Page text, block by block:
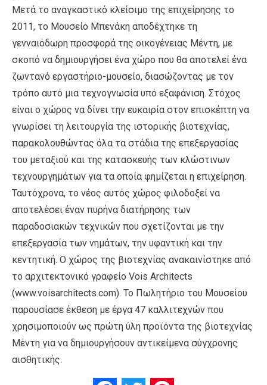
Μετά το αναγκαστικό κλείσιμο της επιχείρησης το
2011, το Μουσείο Μπενάκη αποδέχτηκε τη
γενναιόδωρη προσφορά της οικογένειας Μέντη, με
σκοπό να δημιουργήσει ένα χώρο που θα αποτελεί ένα
ζωντανό εργαστήριο-μουσείο, διασώζοντας με τον
τρόπο αυτό μια τεχνογνωσία υπό εξαφάνιση. Στόχος
είναι ο χώρος να δίνει την ευκαιρία στον επισκέπτη να
γνωρίσει τη λειτουργία της ιστορικής βιοτεχνίας,
παρακολουθώντας όλα τα στάδια της επεξεργασίας
του μεταξιού και της κατασκευής των κλώστινων
τεχνουργημάτων για τα οποία φημίζεται η επιχείρηση.
Ταυτόχρονα, το νέος αυτός χώρος φιλοδοξεί να
αποτελέσει έναν πυρήνα διατήρησης των
παραδοσιακών τεχνικών που σχετίζονται με την
επεξεργασία των νημάτων, την υφαντική και την
κεντητική. Ο χώρος της βιοτεχνίας ανακαινίστηκε από
το αρχιτεκτονικό γραφείο Vois Architects
(www.voisarchitects.com). Το Πωλητήριο του Μουσείου
παρουσίασε έκθεση με έργα 47 καλλιτεχνών που
χρησιμοποιούν ως πρώτη ύλη προϊόντα της βιοτεχνίας
Μέντη για να δημιουργήσουν αντικείμενα σύγχρονης
αισθητικής.